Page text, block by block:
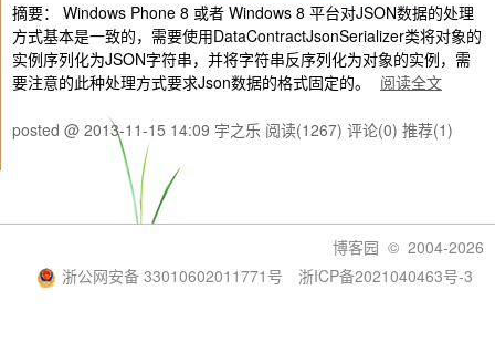
摘要： Windows Phone 8 或者 Windows 8 平台对JSON数据的处理
方式基本是一致的，需要使用DataContractJsonSerializer类将对象的
实例序列化为JSON字符串，并将字符串反序列化为对象的实例，需
要注意的此种处理方式要求Json数据的格式固定的。
阅读全文
posted @ 2013-11-15 14:09 宇之乐 阅读(1267) 评论(0) 推荐(1)
博客园 © 2004-2026
浙公网安备 33010602011771号
浙ICP备2021040463号-3